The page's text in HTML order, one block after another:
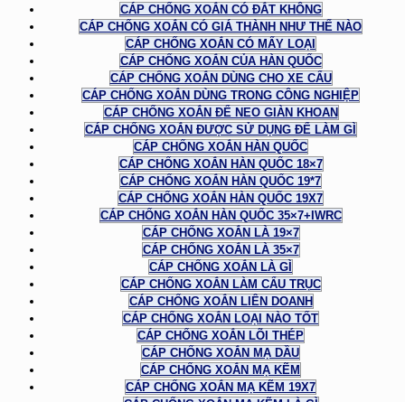
CÁP CHỐNG XOẮN CÓ ĐẮT KHÔNG
CÁP CHỐNG XOẮN CÓ GIÁ THÀNH NHƯ THẾ NÀO
CÁP CHỐNG XOẮN CÓ MẤY LOẠI
CÁP CHỐNG XOẮN CỦA HÀN QUỐC
CÁP CHỐNG XOẮN DÙNG CHO XE CẨU
CÁP CHỐNG XOẮN DÙNG TRONG CÔNG NGHIỆP
CÁP CHỐNG XOẮN ĐỂ NEO GIÀN KHOAN
CÁP CHỐNG XOẮN ĐƯỢC SỬ DỤNG ĐỂ LÀM GÌ
CÁP CHỐNG XOẮN HÀN QUỐC
CÁP CHỐNG XOẮN HÀN QUỐC 18×7
CÁP CHỐNG XOẮN HÀN QUỐC 19*7
CÁP CHỐNG XOẮN HÀN QUỐC 19X7
CÁP CHỐNG XOẮN HÀN QUỐC 35×7+IWRC
CÁP CHỐNG XOẮN LÀ 19×7
CÁP CHỐNG XOẮN LÀ 35×7
CÁP CHỐNG XOẮN LÀ GÌ
CÁP CHỐNG XOẮN LÀM CẨU TRỤC
CÁP CHỐNG XOẮN LIÊN DOANH
CÁP CHỐNG XOẮN LOẠI NÀO TỐT
CÁP CHỐNG XOẮN LÕI THÉP
CÁP CHỐNG XOẮN MẠ DẦU
CÁP CHỐNG XOẮN MẠ KẼM
CÁP CHỐNG XOẮN MẠ KẼM 19X7